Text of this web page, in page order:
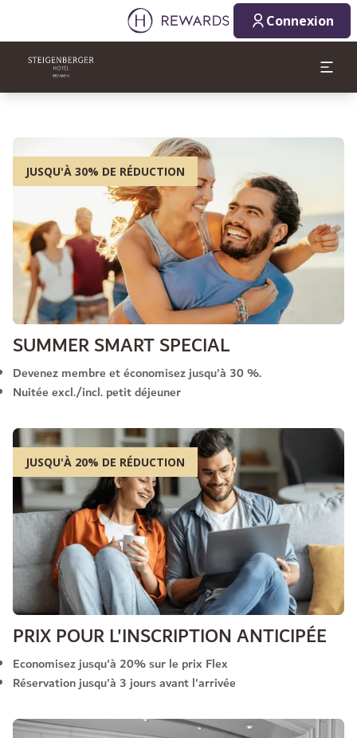
Connexion
JUSQU'À 30% DE RÉDUCTION
SUMMER SMART SPECIAL
Devenez membre et économisez jusqu'à 30 %.
Nuitée excl./incl. petit déjeuner
JUSQU'À 20% DE RÉDUCTION
PRIX POUR L'INSCRIPTION ANTICIPÉE
Economisez jusqu'à 20% sur le prix Flex
Réservation jusqu'à 3 jours avant l'arrivée